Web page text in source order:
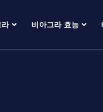
비아그라 효능